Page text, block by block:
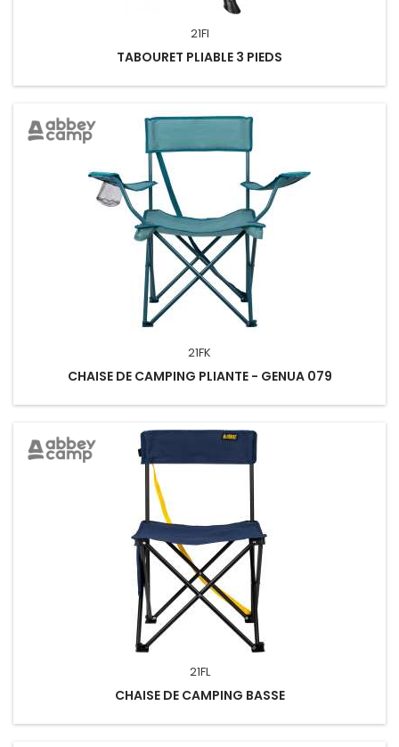
21FI
TABOURET PLIABLE 3 PIEDS
21FK
CHAISE DE CAMPING PLIANTE - GENUA 079
21FL
CHAISE DE CAMPING BASSE